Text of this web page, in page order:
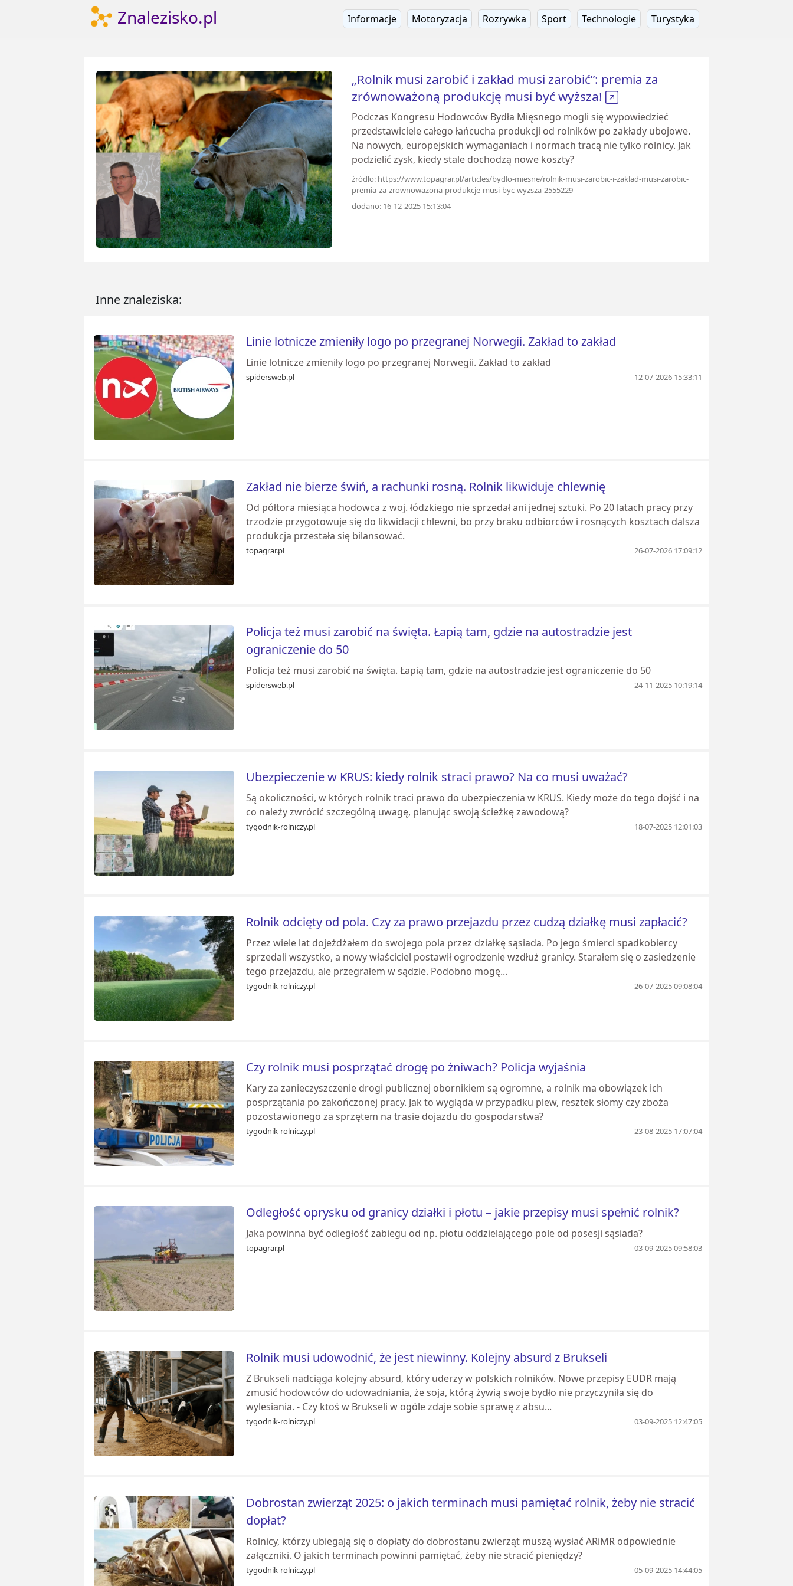
Znalezisko.pl Informacje Motoryzacja Rozrywka Sport Technologie Turystyka
„Rolnik musi zarobić i zakład musi zarobić”: premia za
zrównoważoną produkcję musi być wyższa!
Podczas Kongresu Hodowców Bydła Mięsnego mogli się wypowiedzieć
przedstawiciele całego łańcucha produkcji od rolników po zakłady ubojowe.
Na nowych, europejskich wymaganiach i normach tracą nie tylko rolnicy. Jak
podzielić zysk, kiedy stale dochodzą nowe koszty?
źródło: https://www.topagrar.pl/articles/bydlo-miesne/rolnik-musi-zarobic-i-zaklad-musi-zarobic-
premia-za-zrownowazona-produkcje-musi-byc-wyzsza-2555229
dodano: 16-12-2025 15:13:04
Inne znaleziska:
Linie lotnicze zmieniły logo po przegranej Norwegii. Zakład to zakład
Linie lotnicze zmieniły logo po przegranej Norwegii. Zakład to zakład
spidersweb.pl 12-07-2026 15:33:11
Zakład nie bierze świń, a rachunki rosną. Rolnik likwiduje chlewnię
Od półtora miesiąca hodowca z woj. łódzkiego nie sprzedał ani jednej sztuki. Po 20 latach pracy przy
trzodzie przygotowuje się do likwidacji chlewni, bo przy braku odbiorców i rosnących kosztach dalsza
produkcja przestała się bilansować.
topagrar.pl 26-07-2026 17:09:12
Policja też musi zarobić na święta. Łapią tam, gdzie na autostradzie jest
ograniczenie do 50
Policja też musi zarobić na święta. Łapią tam, gdzie na autostradzie jest ograniczenie do 50
spidersweb.pl 24-11-2025 10:19:14
Ubezpieczenie w KRUS: kiedy rolnik straci prawo? Na co musi uważać?
Są okoliczności, w których rolnik traci prawo do ubezpieczenia w KRUS. Kiedy może do tego dojść i na
co należy zwrócić szczególną uwagę, planując swoją ścieżkę zawodową?
tygodnik-rolniczy.pl 18-07-2025 12:01:03
Rolnik odcięty od pola. Czy za prawo przejazdu przez cudzą działkę musi zapłacić?
Przez wiele lat dojeżdżałem do swojego pola przez działkę sąsiada. Po jego śmierci spadkobiercy
sprzedali wszystko, a nowy właściciel postawił ogrodzenie wzdłuż granicy. Starałem się o zasiedzenie
tego przejazdu, ale przegrałem w sądzie. Podobno mogę...
tygodnik-rolniczy.pl 26-07-2025 09:08:04
Czy rolnik musi posprzątać drogę po żniwach? Policja wyjaśnia
Kary za zanieczyszczenie drogi publicznej obornikiem są ogromne, a rolnik ma obowiązek ich
posprzątania po zakończonej pracy. Jak to wygląda w przypadku plew, resztek słomy czy zboża
pozostawionego za sprzętem na trasie dojazdu do gospodarstwa?
tygodnik-rolniczy.pl 23-08-2025 17:07:04
Odległość oprysku od granicy działki i płotu – jakie przepisy musi spełnić rolnik?
Jaka powinna być odległość zabiegu od np. płotu oddzielającego pole od posesji sąsiada?
topagrar.pl 03-09-2025 09:58:03
Rolnik musi udowodnić, że jest niewinny. Kolejny absurd z Brukseli
Z Brukseli nadciąga kolejny absurd, który uderzy w polskich rolników. Nowe przepisy EUDR mają
zmusić hodowców do udowadniania, że soja, którą żywią swoje bydło nie przyczyniła się do
wylesiania. - Czy ktoś w Brukseli w ogóle zdaje sobie sprawę z absu...
tygodnik-rolniczy.pl 03-09-2025 12:47:05
Dobrostan zwierząt 2025: o jakich terminach musi pamiętać rolnik, żeby nie stracić
dopłat?
Rolnicy, którzy ubiegają się o dopłaty do dobrostanu zwierząt muszą wysłać ARiMR odpowiednie
załączniki. O jakich terminach powinni pamiętać, żeby nie stracić pieniędzy?
tygodnik-rolniczy.pl 05-09-2025 14:44:05